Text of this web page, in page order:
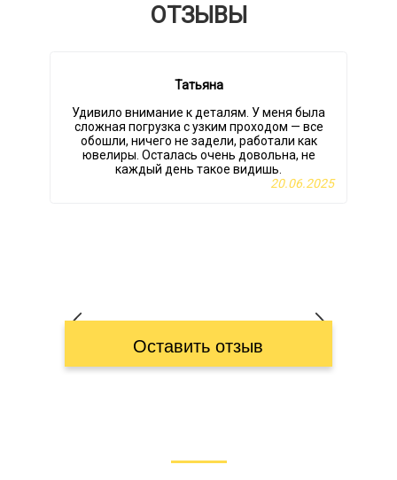
ОТЗЫВЫ
Татьяна
Удивило внимание к деталям. У меня была
сложная погрузка с узким проходом — все
обошли, ничего не задели, работали как
ювелиры. Осталась очень довольна, не
каждый день такое видишь.
20.06.2025
Оставить отзыв